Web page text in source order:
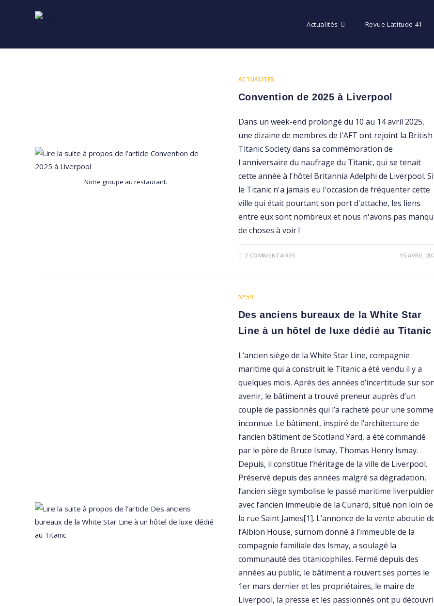
Actualités Revue Latitude 41
Notre groupe au restaurant.
ACTUALITÉS
Convention de 2025 à Liverpool
Dans un week-end prolongé du 10 au 14 avril 2025,
une dizaine de membres de l'AFT ont rejoint la British
Titanic Society dans sa commémoration de
l'anniversaire du naufrage du Titanic, qui se tenait
cette année à l'hôtel Britannia Adelphi de Liverpool. Si
le Titanic n'a jamais eu l'occasion de fréquenter cette
ville qui était pourtant son port d'attache, les liens
entre eux sont nombreux et nous n'avons pas
de choses à voir !
2 COMMENTAIRES 15 AVRIL
N°59
Des anciens bureaux de la White Star
Line à un hôtel de luxe dédié au Titanic
L’ancien siège de la White Star Line, compagnie
maritime qui a construit le Titanic a été vendu il y a
quelques mois. Après des années d’incertitude sur son
avenir, le bâtiment a trouvé preneur auprès d’un
couple de passionnés qui l’a racheté pour une somme
inconnue. Le bâtiment, inspiré de l’architecture de
l’ancien bâtiment de Scotland Yard, a été commandé
par le père de Bruce Ismay, Thomas Henry Ismay.
Depuis, il constitue l’héritage de la ville de Liverpool.
Préservé depuis des années malgré sa dégradation,
l’ancien siège symbolise le passé maritime
avec l’ancien immeuble de la Cunard, situé non loin de
la rue Saint James[1]. L’annonce de la vente aboutie
l’Albion House, surnom donné à l’immeuble de la
compagnie familiale des Ismay, a soulagé la
communauté des titanicophiles. Fermé depuis des
années au public, le bâtiment a rouvert ses portes le
1er mars dernier et les propriétaires, le maire de
Liverpool, la presse et les passionnés ont pu